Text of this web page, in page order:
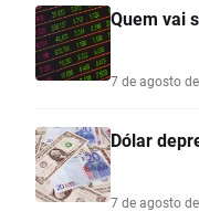
Quem vai
7 de agosto
Dólar
7 de agosto